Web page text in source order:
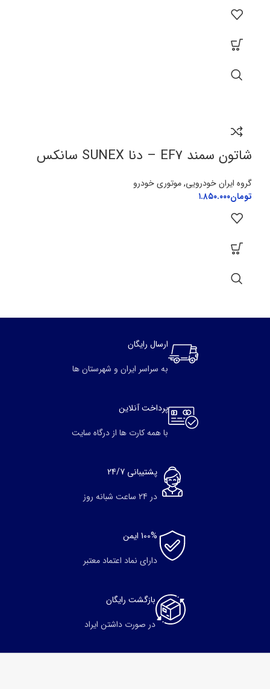
شاتون سمند EF7 – دنا SUNEX سانکس
گروه ایران خودرویی,موتوری خودرو
تومان۱.۸۵۰.۰۰۰
ارسال رایگان
به سراسر ایران و شهرستان ها
پرداخت آنلاین
با همه کارت ها از درگاه سایت
پشتیبانی 24/7
در 24 ساعت شبانه روز
100% ایمن
دارای نماد اعتماد معتبر
بازگشت رایگان
در صورت داشتن ایراد